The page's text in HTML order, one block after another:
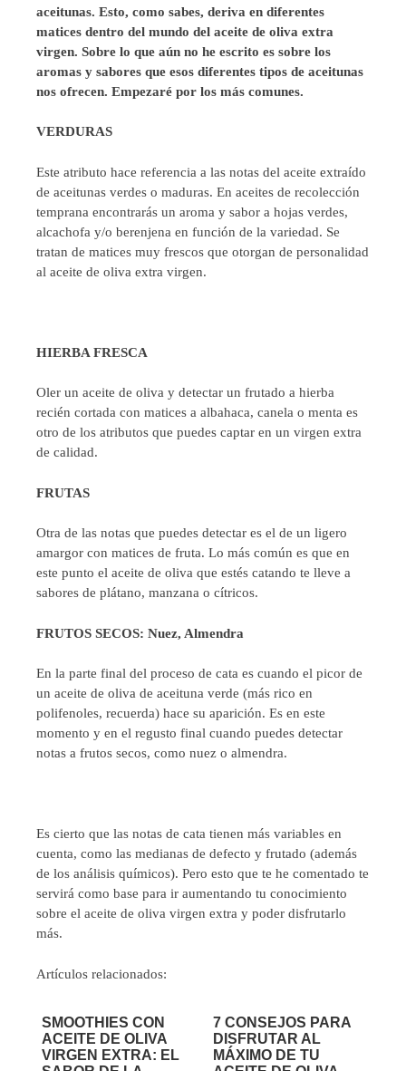
aceitunas. Esto, como sabes, deriva en diferentes
matices dentro del mundo del aceite de oliva extra
virgen. Sobre lo que aún no he escrito es sobre los
aromas y sabores que esos diferentes tipos de aceitunas
nos ofrecen. Empezaré por los más comunes.
VERDURAS
Este atributo hace referencia a las notas del aceite extraído
de aceitunas verdes o maduras. En aceites de recolección
temprana encontrarás un aroma y sabor a hojas verdes,
alcachofa y/o berenjena en función de la variedad. Se
tratan de matices muy frescos que otorgan de personalidad
al aceite de oliva extra virgen.
HIERBA FRESCA
Oler un aceite de oliva y detectar un frutado a hierba
recién cortada con matices a albahaca, canela o menta es
otro de los atributos que puedes captar en un virgen extra
de calidad.
FRUTAS
Otra de las notas que puedes detectar es el de un ligero
amargor con matices de fruta. Lo más común es que en
este punto el aceite de oliva que estés catando te lleve a
sabores de plátano, manzana o cítricos.
FRUTOS SECOS: Nuez, Almendra
En la parte final del proceso de cata es cuando el picor de
un aceite de oliva de aceituna verde (más rico en
polifenoles, recuerda) hace su aparición. Es en este
momento y en el regusto final cuando puedes detectar
notas a frutos secos, como nuez o almendra.
Es cierto que las notas de cata tienen más variables en
cuenta, como las medianas de defecto y frutado (además
de los análisis químicos). Pero esto que te he comentado te
servirá como base para ir aumentando tu conocimiento
sobre el aceite de oliva virgen extra y poder disfrutarlo
más.
Artículos relacionados:
SMOOTHIES CON
ACEITE DE OLIVA
VIRGEN EXTRA: EL
SABOR DE LA
7 CONSEJOS PARA
DISFRUTAR AL
MÁXIMO DE TU
ACEITE DE OLIVA